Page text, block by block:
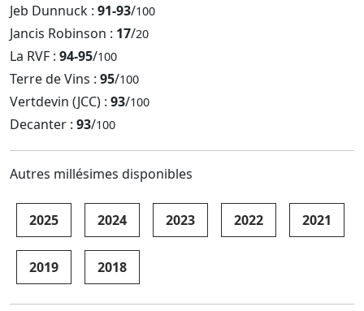
Jeb Dunnuck : 91-93/100
Jancis Robinson : 17/20
La RVF : 94-95/100
Terre de Vins : 95/100
Vertdevin (JCC) : 93/100
Decanter : 93/100
Autres millésimes disponibles
2025 2024 2023 2022 2021
2019 2018